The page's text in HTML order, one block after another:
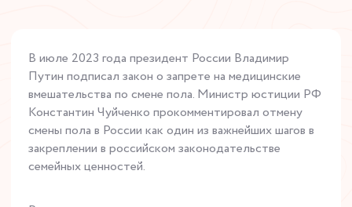
В июле 2023 года президент России Владимир
Путин подписал закон о запрете на медицинские
вмешательства по смене пола. Министр юстиции РФ
Константин Чуйченко прокомментировал отмену
смены пола в России как один из важнейших шагов в
закреплении в российском законодательстве
семейных ценностей.